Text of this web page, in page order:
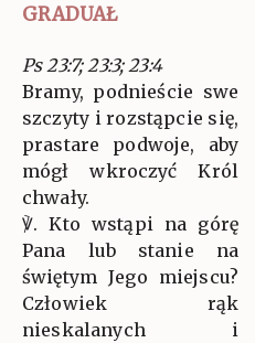
GRADUAŁ
Ps 23:7; 23:3; 23:4
Bramy, podnieście swe
szczyty i rozstąpcie się,
prastare podwoje, aby
mógł wkroczyć Król
chwały.
℣. Kto wstąpi na górę
Pana lub stanie na
świętym Jego miejscu?
Człowiek rąk
nieskalanych i